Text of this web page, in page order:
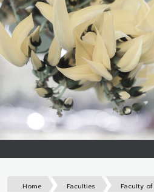
Home Faculties Faculty of